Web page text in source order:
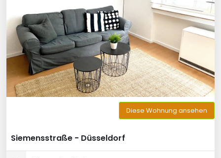
Diese Wohnung ansehen
Siemensstraße - Düsseldorf